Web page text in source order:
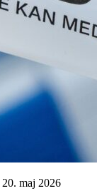
20. maj 2026